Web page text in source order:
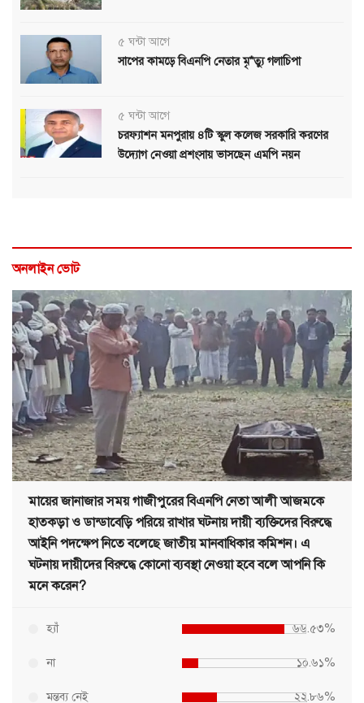
৫ ঘন্টা আগে
সাপের কামড়ে বিএনপি নেতার মৃ*ত্যু গলাচিপা
৫ ঘন্টা আগে
চরফ্যাশন মনপুরায় ৪টি স্কুল কলেজ সরকারি করণের
উদ্যোগ নেওয়া প্রশংসায় ভাসছেন এমপি নয়ন
অনলাইন ভোট
মায়ের জানাজার সময় গাজীপুরের বিএনপি নেতা আলী আজমকে
হাতকড়া ও ডান্ডাবেড়ি পরিয়ে রাখার ঘটনায় দায়ী ব্যক্তিদের বিরুদ্ধে
আইনি পদক্ষেপ নিতে বলেছে জাতীয় মানবাধিকার কমিশন। এ
ঘটনায় দায়ীদের বিরুদ্ধে কোনো ব্যবস্থা নেওয়া হবে বলে আপনি কি
মনে করেন?
হ্যাঁ ৬৬.৫৩%
না ১০.৬১%
মন্তব্য নেই ২২.৮৬%